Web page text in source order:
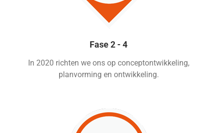
Fase 2 - 4
In 2020 richten we ons op conceptontwikkeling,
planvorming en ontwikkeling.